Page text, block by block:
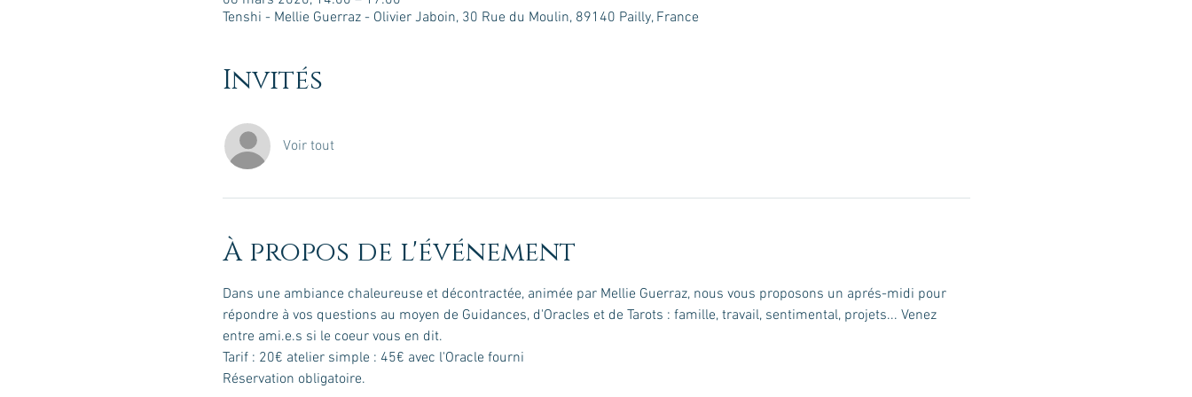
Tenshi - Mellie Guerraz - Olivier Jaboin, 30 Rue du Moulin, 89140 Pailly, France
Invités
Voir tout
À propos de l'événement
Dans une ambiance chaleureuse et décontractée, animée par Mellie Guerraz, nous vous proposons un aprés-midi pour
répondre à vos questions au moyen de Guidances, d'Oracles et de Tarots : famille, travail, sentimental, projets... Venez
entre ami.e.s si le coeur vous en dit.
Tarif : 20€ atelier simple : 45€ avec l'Oracle fourni
Réservation obligatoire.